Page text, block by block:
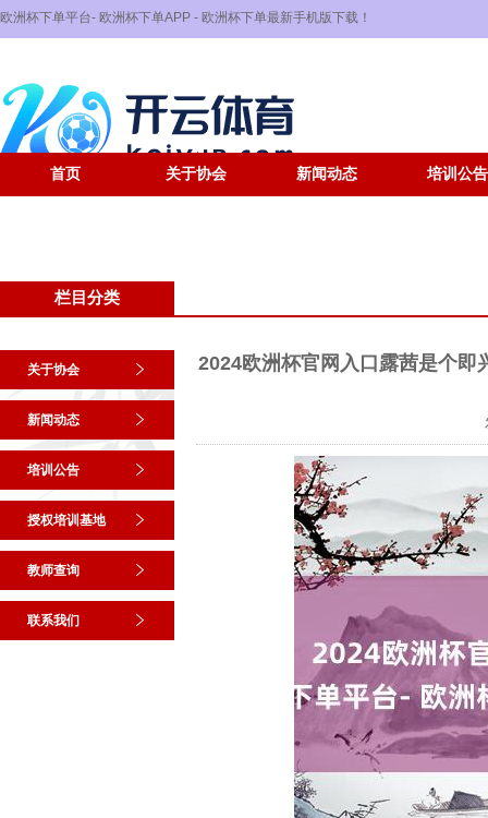
欧洲杯下单平台- 欧洲杯下单APP - 欧洲杯下单最新手机版下载！
首页 关于协会 新闻动态 培训公告
栏目分类
关于协会
新闻动态
培训公告
授权培训基地
教师查询
联系我们
2024欧洲杯官网入口露茜是个即